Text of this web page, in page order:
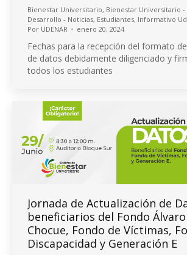
Bienestar Universitario, Bienestar Universitario -
Desarrollo - Noticias, Estudiantes, Informativo
Por UDENAR enero 20, 2024
Fechas para la recepción del formato
de datos debidamente diligenciado y
todos los estudiantes
Jornada de Actualización de
beneficiarios del Fondo
Chocue, Fondo de Víctimas,
Discapacidad y Generación E